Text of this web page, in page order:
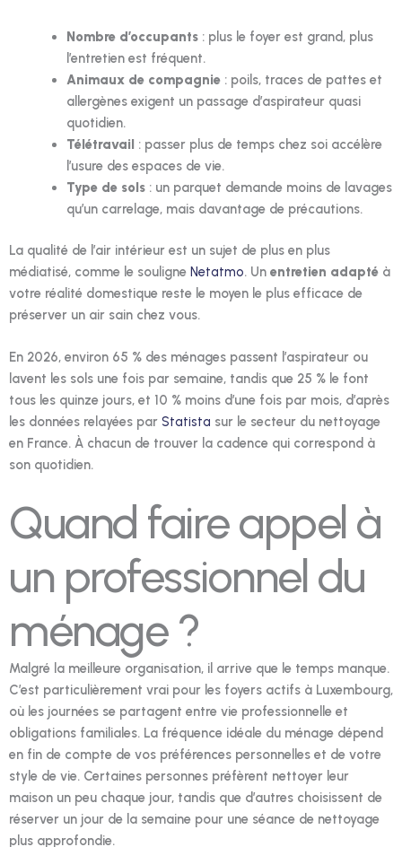
Nombre d’occupants: plus le foyer est grand, plus
l’entretien est fréquent.
Animaux de compagnie: poils, traces de pattes et
allergènes exigent un passage d’aspirateur quasi
quotidien.
Télétravail: passer plus de temps chez soi accélère
l’usure des espaces de vie.
Type de sols: un parquet demande moins de lavages
qu’un carrelage, mais davantage de précautions.
La qualité de l’air intérieur est un sujet de plus en plus
médiatisé, comme le souligne Netatmo. Un entretien adapté à
votre réalité domestique reste le moyen le plus efficace de
préserver un air sain chez vous.
En 2026, environ 65 % des ménages passent l’aspirateur ou
lavent les sols une fois par semaine, tandis que 25 % le font
tous les quinze jours, et 10 % moins d’une fois par mois, d’après
les données relayées par Statista sur le secteur du nettoyage
en France. À chacun de trouver la cadence qui correspond à
son quotidien.
Quand faire appel à
un professionnel du
ménage ?
Malgré la meilleure organisation, il arrive que le temps manque.
C’est particulièrement vrai pour les foyers actifs à Luxembourg,
où les journées se partagent entre vie professionnelle et
obligations familiales. La fréquence idéale du ménage dépend
en fin de compte de vos préférences personnelles et de votre
style de vie. Certaines personnes préfèrent nettoyer leur
maison un peu chaque jour, tandis que d’autres choisissent de
réserver un jour de la semaine pour une séance de nettoyage
plus approfondie.